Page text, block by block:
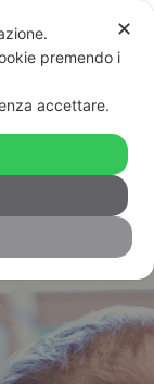
uguali e
e papà
✕
premendo i
accettare.